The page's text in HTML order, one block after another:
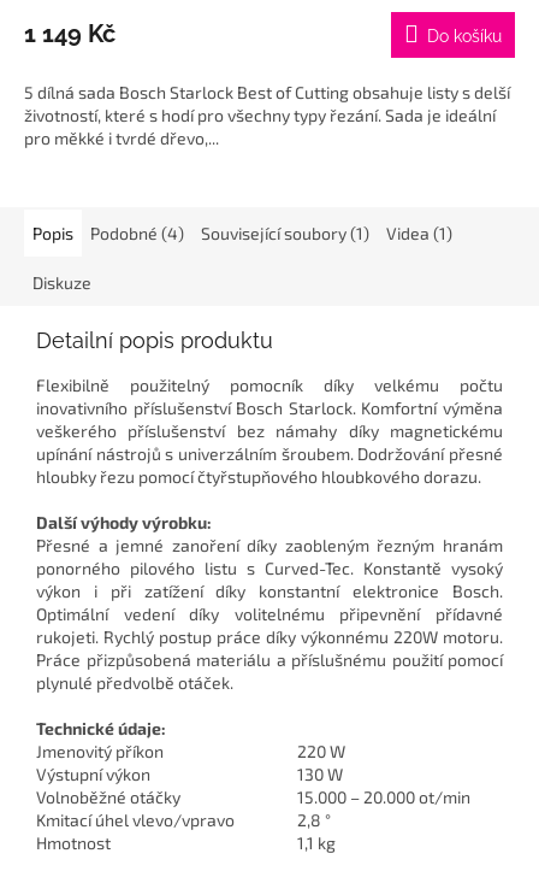
1 149 Kč Do košíku
5 dílná sada Bosch Starlock Best of Cutting obsahuje listy s delší
životností, které s hodí pro všechny typy řezání. Sada je ideální
pro měkké i tvrdé dřevo,...
Popis Podobné (4) Související soubory (1) Videa (1)
Diskuze
Detailní popis produktu
Flexibilně použitelný pomocník díky velkému počtu
inovativního příslušenství Bosch Starlock. Komfortní výměna
veškerého příslušenství bez námahy díky magnetickému
upínání nástrojů s univerzálním šroubem. Dodržování přesné
hloubky řezu pomocí čtyřstupňového hloubkového dorazu.
Další výhody výrobku:
Přesné a jemné zanoření díky zaobleným řezným hranám
ponorného pilového listu s Curved-Tec. Konstantě vysoký
výkon i při zatížení díky konstantní elektronice Bosch.
Optimální vedení díky volitelnému připevnění přídavné
rukojeti. Rychlý postup práce díky výkonnému 220W motoru.
Práce přizpůsobená materiálu a příslušnému použití pomocí
plynulé předvolbě otáček.
Technické údaje:
Jmenovitý příkon
220 W
Výstupní výkon
130 W
Volnoběžné otáčky
15.000 – 20.000 ot/min
Kmitací úhel vlevo/vpravo
2,8 °
Hmotnost
1,1 kg